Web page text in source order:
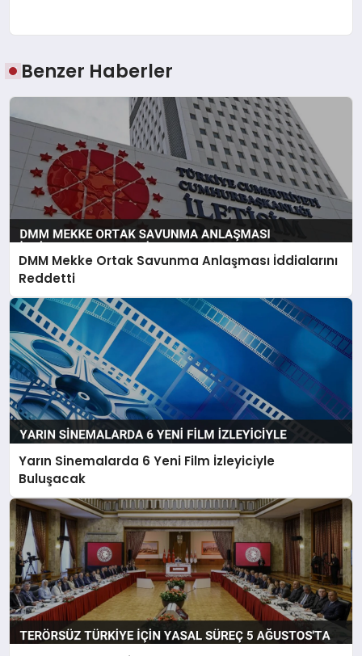
Benzer Haberler
DMM Mekke Ortak Savunma Anlaşması İddialarını
Reddetti
Yarın Sinemalarda 6 Yeni Film İzleyiciyle
Buluşacak